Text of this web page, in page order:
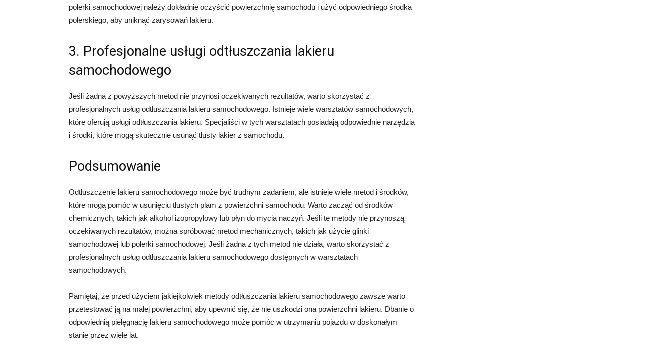
polerki samochodowej należy dokładnie oczyścić powierzchnię samochodu i użyć odpowiedniego środka
polerskiego, aby uniknąć zarysowań lakieru.
3. Profesjonalne usługi odtłuszczania lakieru
samochodowego
Jeśli żadna z powyższych metod nie przynosi oczekiwanych rezultatów, warto skorzystać z
profesjonalnych usług odtłuszczania lakieru samochodowego. Istnieje wiele warsztatów samochodowych,
które oferują usługi odtłuszczania lakieru. Specjaliści w tych warsztatach posiadają odpowiednie narzędzia
i środki, które mogą skutecznie usunąć tłusty lakier z samochodu.
Podsumowanie
Odtłuszczenie lakieru samochodowego może być trudnym zadaniem, ale istnieje wiele metod i środków,
które mogą pomóc w usunięciu tłustych plam z powierzchni samochodu. Warto zacząć od środków
chemicznych, takich jak alkohol izopropylowy lub płyn do mycia naczyń. Jeśli te metody nie przynoszą
oczekiwanych rezultatów, można spróbować metod mechanicznych, takich jak użycie glinki
samochodowej lub polerki samochodowej. Jeśli żadna z tych metod nie działa, warto skorzystać z
profesjonalnych usług odtłuszczania lakieru samochodowego dostępnych w warsztatach
samochodowych.
Pamiętaj, że przed użyciem jakiejkolwiek metody odtłuszczania lakieru samochodowego zawsze warto
przetestować ją na małej powierzchni, aby upewnić się, że nie uszkodzi ona powierzchni lakieru. Dbanie o
odpowiednią pielęgnację lakieru samochodowego może pomóc w utrzymaniu pojazdu w doskonałym
stanie przez wiele lat.